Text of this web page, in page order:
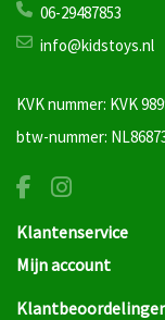
06-29487853
info@kidstoys.nl
KVK nummer: KVK
btw-nummer:
Klantenservice
Mijn account